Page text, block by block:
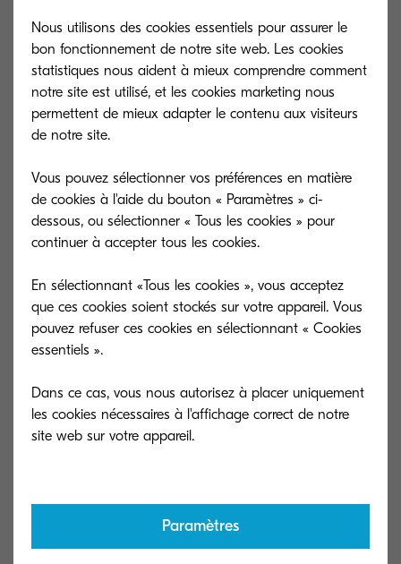
Comme l’année dernière,
Kyocera va lancer son
calendrier de l’avent !
Tous les jours, entre le 1er et le 24 décembre 2023,
un tirage au sort aura lieu pour gagner un lot
Kyocera : stylo, bloc-notes, bouteille de
champagne et bien d’autres petites surprises.
Vous avez jusqu’au 30 novembre pour vous
Anne JARRY
Comptez sur nous - Novembre 2023
Nous utilisons des cookies essentiels pour assurer le
bon fonctionnement de notre site web. Les cookies
statistiques nous aident à mieux comprendre comment
notre site est utilisé, et les cookies marketing nous
permettent de mieux adapter le contenu aux visiteurs
de notre site.
Vous pouvez sélectionner vos préférences en matière
de cookies à l'aide du bouton « Paramètres » ci-
dessous, ou sélectionner « Tous les cookies » pour
continuer à accepter tous les cookies.
En sélectionnant «Tous les cookies », vous acceptez
que ces cookies soient stockés sur votre appareil. Vous
pouvez refuser ces cookies en sélectionnant « Cookies
essentiels ».
Dans ce cas, vous nous autorisez à placer uniquement
les cookies nécessaires à l'affichage correct de notre
Paramètres